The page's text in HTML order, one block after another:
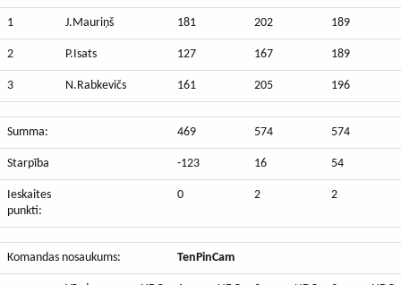
1 J.Mauriņš 181 202 189
2 P.Isats 127 167 189
3 N.Rabkevičs 161 205 196
Summa: 469 574 574
Starpība -123 16 54
Ieskaites
punkti:
0 2 2
Komandas nosaukums: TenPinCam